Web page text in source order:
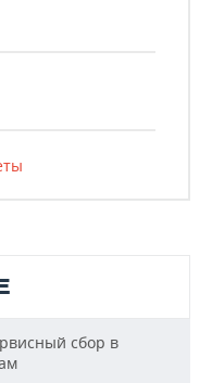
сбор в